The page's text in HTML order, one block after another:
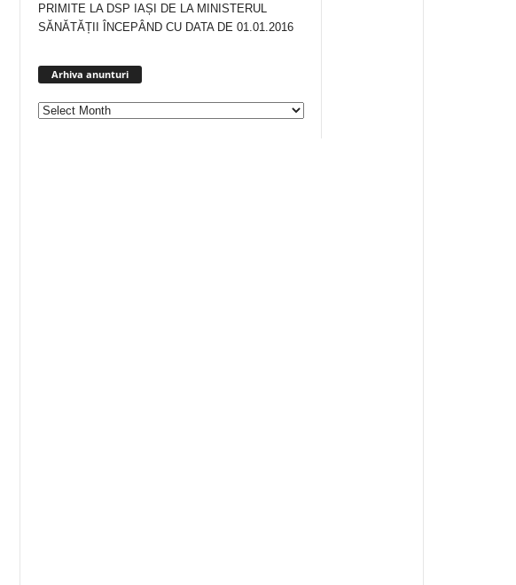
PRIMITE LA DSP IAȘI DE LA MINISTERUL
SĂNĂTĂȚII ÎNCEPÂND CU DATA DE 01.01.2016
Arhiva anunturi